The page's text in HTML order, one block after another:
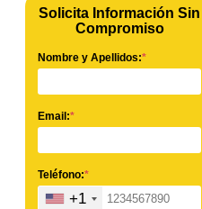
Solicita Información Sin
Compromiso
Nombre y Apellidos:*
Email:*
Teléfono:*
+1